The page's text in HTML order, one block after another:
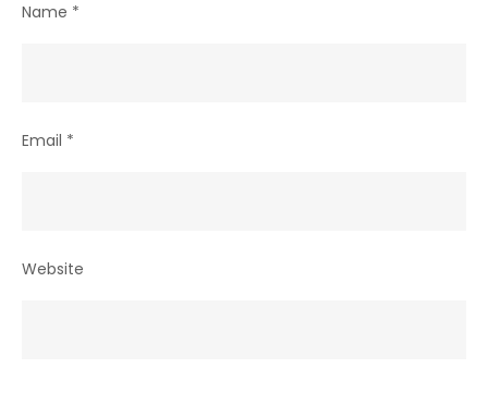
Name *
Email *
Website